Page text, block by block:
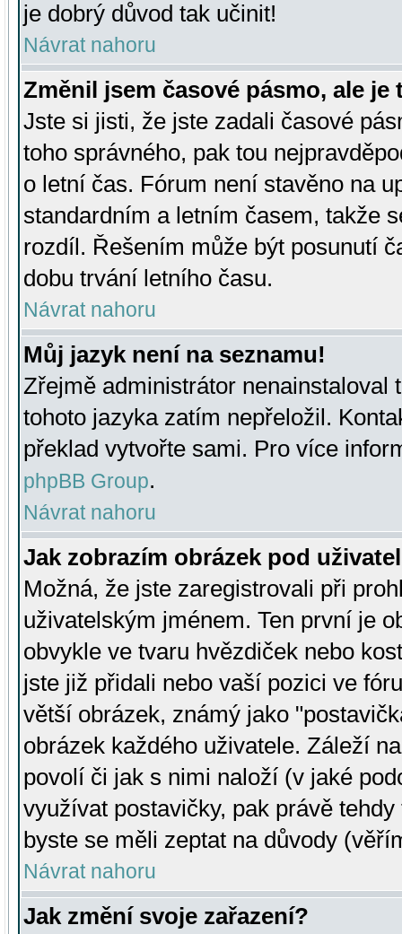
je dobrý důvod tak učinit!
Návrat nahoru
Změnil jsem časové pásmo, ale je
Jste si jisti, že jste zadali časové
toho správného, pak tou
o letní čas. Fórum není stavěno na
standardním a letním časem, takže
rozdíl. Řešením může být posunutí
dobu trvání letního času.
Návrat nahoru
Můj jazyk není na seznamu!
Zřejmě administrátor nenainstaloval
tohoto jazyka zatím nepřeložil.
překlad vytvořte sami. Pro více
phpBB Group.
Návrat nahoru
Jak zobrazím obrázek pod
Možná, že jste zaregistrovali při
uživatelským jménem. Ten první je
obvykle ve tvaru hvězdiček nebo
jste již přidali nebo vaší pozici ve
větší obrázek, známý jako
obrázek každého uživatele. Záleží
povolí či jak s nimi naloží (v jaké
využívat postavičky, pak právě
byste se měli zeptat na důvody
Návrat nahoru
Jak změní svoje zařazení?